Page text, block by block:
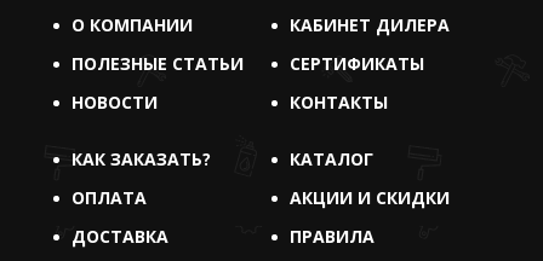
О КОМПАНИИ
КАБИНЕТ ДИЛЕРА
ПОЛЕЗНЫЕ СТАТЬИ
СЕРТИФИКАТЫ
НОВОСТИ
КОНТАКТЫ
КАК ЗАКАЗАТЬ?
КАТАЛОГ
ОПЛАТА
АКЦИИ И СКИДКИ
ДОСТАВКА
ПРАВИЛА